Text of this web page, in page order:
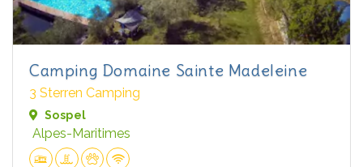
Camping Domaine Sainte Madeleine
3 Sterren Camping
Sospel
Alpes-Maritimes